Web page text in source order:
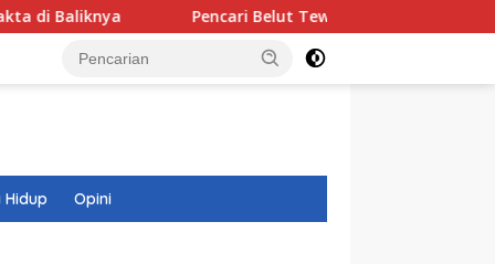
Pencari Belut Tewas di Pinggir Sungai, Masih
Hidup Opini